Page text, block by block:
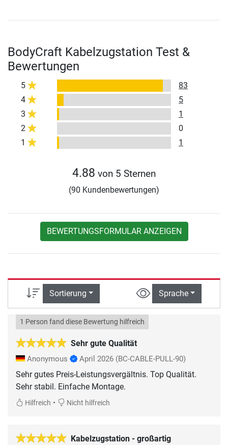
BodyCraft Kabelzugstation Test &
Bewertungen
5
83
4
5
3
1
2
0
1
1
4.88 von 5 Sternen
(90 Kundenbewertungen)
BEWERTUNGSFORMULAR ANZEIGEN
Sortierung Sprache
Sehr gute Qualität
1 Person fand diese Bewertung hilfreich
Anonymous April 2026 (BC-CABLE-PULL-90)
Sehr gutes Preis-Leistungsvergältnis. Top Qualität.
Sehr stabil. Einfache Montage.
Hilfreich • Nicht hilfreich
Kabelzugstation - großartig